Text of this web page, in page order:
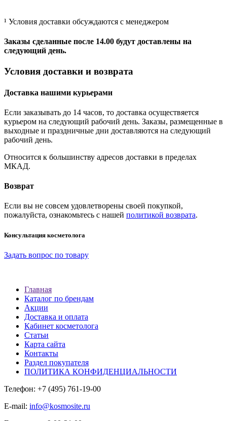
¹ Условия доставки обсуждаются с менеджером
Заказы сделанные после 14.00 будут доставлены на
следующий день.
Условия доставки и возврата
Доставка нашими курьерами
Если заказывать до 14 часов, то доставка осуществяется
курьером на следующий рабочий день. Заказы, размещенные в
выходные и праздничные дни доставляются на следующий
рабочий день.
Относится к большинству адресов доставки в пределах
МКАД.
Возврат
Если вы не совсем удовлетворены своей покупкой,
пожалуйста, ознакомьтесь с нашей политикой возврата.
Консультация косметолога
Задать вопрос по товару
Главная
Каталог по брендам
Акции
Доставка и оплата
Кабинет косметолога
Статьи
Карта сайта
Контакты
Раздел покупателя
ПОЛИТИКА КОНФИДЕНЦИАЛЬНОСТИ
Телефон: +7 (495) 761-19-00
E-mail: info@kosmosite.ru